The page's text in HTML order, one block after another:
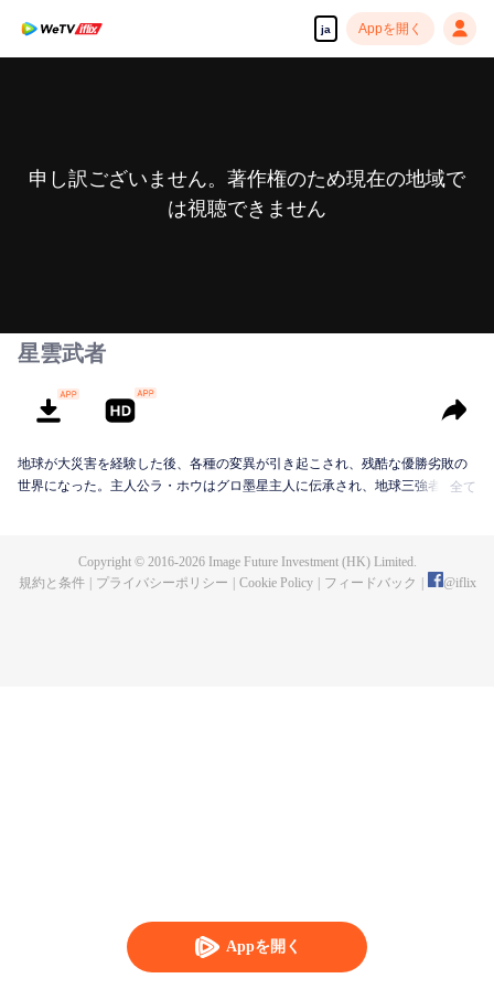
ja Appを開く
Appを開く
申し訳ございません。著作権のため現在の地域で
は視聴できません
星雲武者
地球が大災害を経験した後、各種の変異が引き起こされ、残酷な優勝劣敗の
世界になった。主人公ラ・ホウはグロ墨星主人に伝承され、地球三強者の一
全て
Copyright © 2016-2026Image Future Investment (HK) Limited.
規約と条件
プライバシーポリシー Cookie Policy フィードバック @iflix